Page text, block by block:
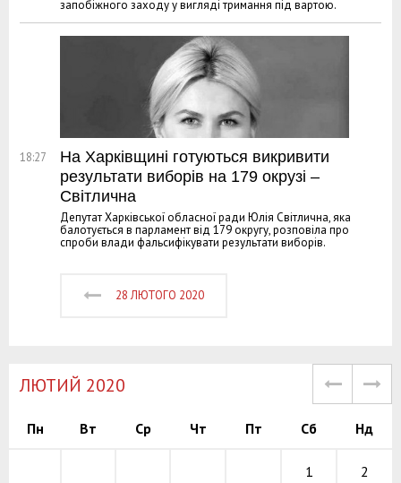
запобіжного заходу у вигляді тримання під вартою.
18:27
На Харківщині готуються викривити
результати виборів на 179 окрузі –
Світлична
Депутат Харківської обласної ради Юлія Світлична, яка
балотується в парламент від 179 округу, розповіла про
спроби влади фальсифікувати результати виборів.
28 ЛЮТОГО 2020
ЛЮТИЙ 2020
Пн Вт Ср Чт Пт Сб Нд
1 2